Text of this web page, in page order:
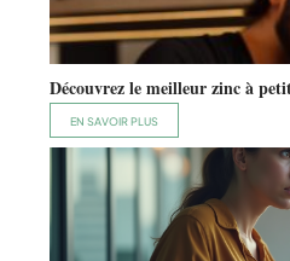
Découvrez le meilleur zinc à
EN SAVOIR PLUS